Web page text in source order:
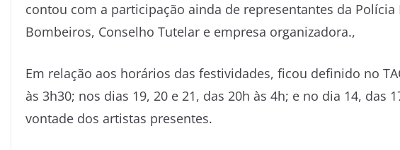
contou com a participação ainda de representantes da
Bombeiros, Conselho Tutelar e empresa organizadora.,
Em relação aos horários das festividades, ficou definido no
às 3h30; nos dias 19, 20 e 21, das 20h às 4h; e no dia 14, das
vontade dos artistas presentes.